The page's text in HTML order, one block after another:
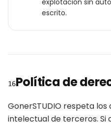
explotación sin
escrito.
16Política de
GonerSTUDIO respeta
intelectual de terceros. Si